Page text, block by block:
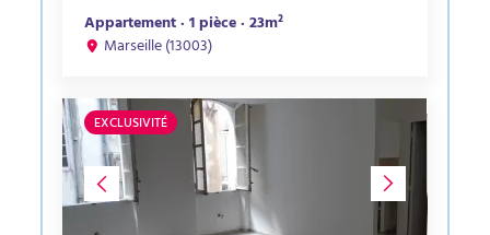
Appartement · 1 pièce · 23m²
Marseille (13003)
EXCLUSIVITÉ